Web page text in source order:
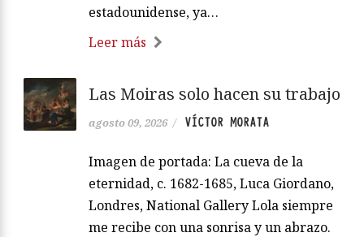
estadounidense, ya…
Leer más
Las Moiras solo hacen su trabajo
agosto 09, 2026 / VÍCTOR MORATA
Imagen de portada: La cueva de la
eternidad, c. 1682-1685, Luca Giordano,
Londres, National Gallery Lola siempre
me recibe con una sonrisa y un abrazo.